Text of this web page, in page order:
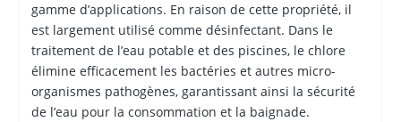
gamme d’applications. En raison de cette propriété, il
est largement utilisé comme désinfectant. Dans le
traitement de l’eau potable et des piscines, le chlore
élimine efficacement les bactéries et autres micro-
organismes pathogènes, garantissant ainsi la sécurité
de l’eau pour la consommation et la baignade.